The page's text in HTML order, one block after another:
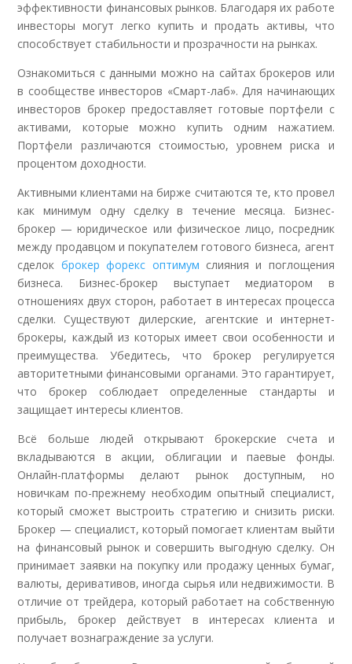
эффективности финансовых рынков. Благодаря их работе
инвесторы могут легко купить и продать активы, что
способствует стабильности и прозрачности на рынках.
Ознакомиться с данными можно на сайтах брокеров или
в сообществе инвесторов «Смарт-лаб». Для начинающих
инвесторов брокер предоставляет готовые портфели с
активами, которые можно купить одним нажатием.
Портфели различаются стоимостью, уровнем риска и
процентом доходности.
Активными клиентами на бирже считаются те, кто провел
как минимум одну сделку в течение месяца. Бизнес-
брокер — юридическое или физическое лицо, посредник
между продавцом и покупателем готового бизнеса, агент
сделок брокер форекс оптимум слияния и поглощения
бизнеса. Бизнес-брокер выступает медиатором в
отношениях двух сторон, работает в интересах процесса
сделки. Существуют дилерские, агентские и интернет-
брокеры, каждый из которых имеет свои особенности и
преимущества. Убедитесь, что брокер регулируется
авторитетными финансовыми органами. Это гарантирует,
что брокер соблюдает определенные стандарты и
защищает интересы клиентов.
Всё больше людей открывают брокерские счета и
вкладываются в акции, облигации и паевые фонды.
Онлайн-платформы делают рынок доступным, но
новичкам по-прежнему необходим опытный специалист,
который сможет выстроить стратегию и снизить риски.
Брокер — специалист, который помогает клиентам выйти
на финансовый рынок и совершить выгодную сделку. Он
принимает заявки на покупку или продажу ценных бумаг,
валюты, деривативов, иногда сырья или недвижимости. В
отличие от трейдера, который работает на собственную
прибыль, брокер действует в интересах клиента и
получает вознаграждение за услуги.